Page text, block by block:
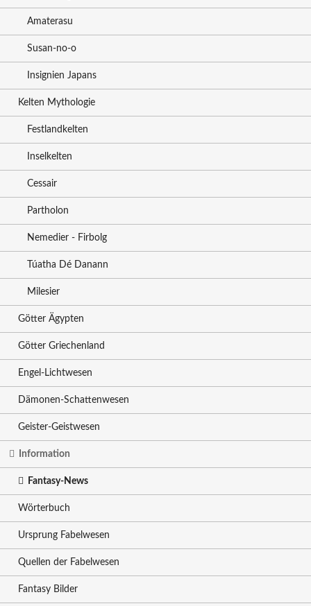
Amaterasu
Susan-no-o
Insignien Japans
Kelten Mythologie
Festlandkelten
Inselkelten
Cessair
Partholon
Nemedier - Firbolg
Túatha Dé Danann
Milesier
Götter Ägypten
Götter Griechenland
Engel-Lichtwesen
Dämonen-Schattenwesen
Geister-Geistwesen
Information
Fantasy-News
Wörterbuch
Ursprung Fabelwesen
Quellen der Fabelwesen
Fantasy Bilder